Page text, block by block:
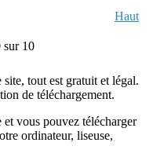
Haut
sur 10
tout est gratuit et légal.
de téléchargement.
vous pouvez télécharger
ordinateur, liseuse,